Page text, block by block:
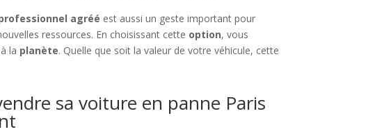
agréé est aussi un geste important pour
ressources. En choisissant cette option, vous
la planète. Quelle que soit la valeur de votre véhicule, cette
sa voiture en panne Paris